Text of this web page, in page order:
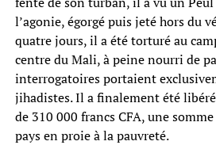
l’agonie, égorgé puis jeté hors du
quatre jours, il a été torturé au
centre du Mali, à peine nourri de
interrogatoires portaient
jihadistes. Il a finalement été
de 310 000 francs CFA, une
pays en proie à la pauvreté.